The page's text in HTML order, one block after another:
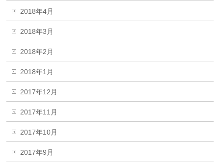
2018年4月
2018年3月
2018年2月
2018年1月
2017年12月
2017年11月
2017年10月
2017年9月